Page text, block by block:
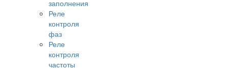
заполнения
Реле
контроля
фаз
Реле
контроля
частоты